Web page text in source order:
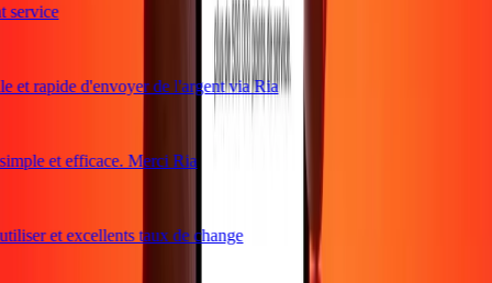
rapide d'envoyer de l'argent via Ria
et efficace. Merci Ria
et excellents taux de change